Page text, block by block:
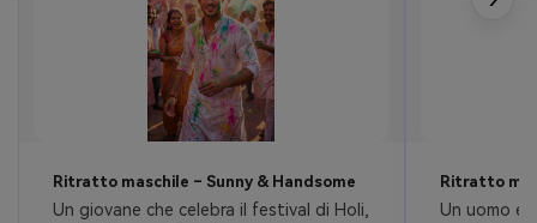
Ritratto maschile – Sunny & Handsome
Un giovane che celebra il festival di Holi,
Ritratto
Un uomo